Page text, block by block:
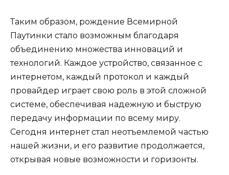
Таким образом, рождение Всемирной
Паутинки стало возможным благодаря
объединению множества инноваций и
технологий. Каждое устройство, связанное с
интернетом, каждый протокол и каждый
провайдер играет свою роль в этой сложной
системе, обеспечивая надежную и быструю
передачу информации по всему миру.
Сегодня интернет стал неотъемлемой частью
нашей жизни, и его развитие продолжается,
открывая новые возможности и горизонты.